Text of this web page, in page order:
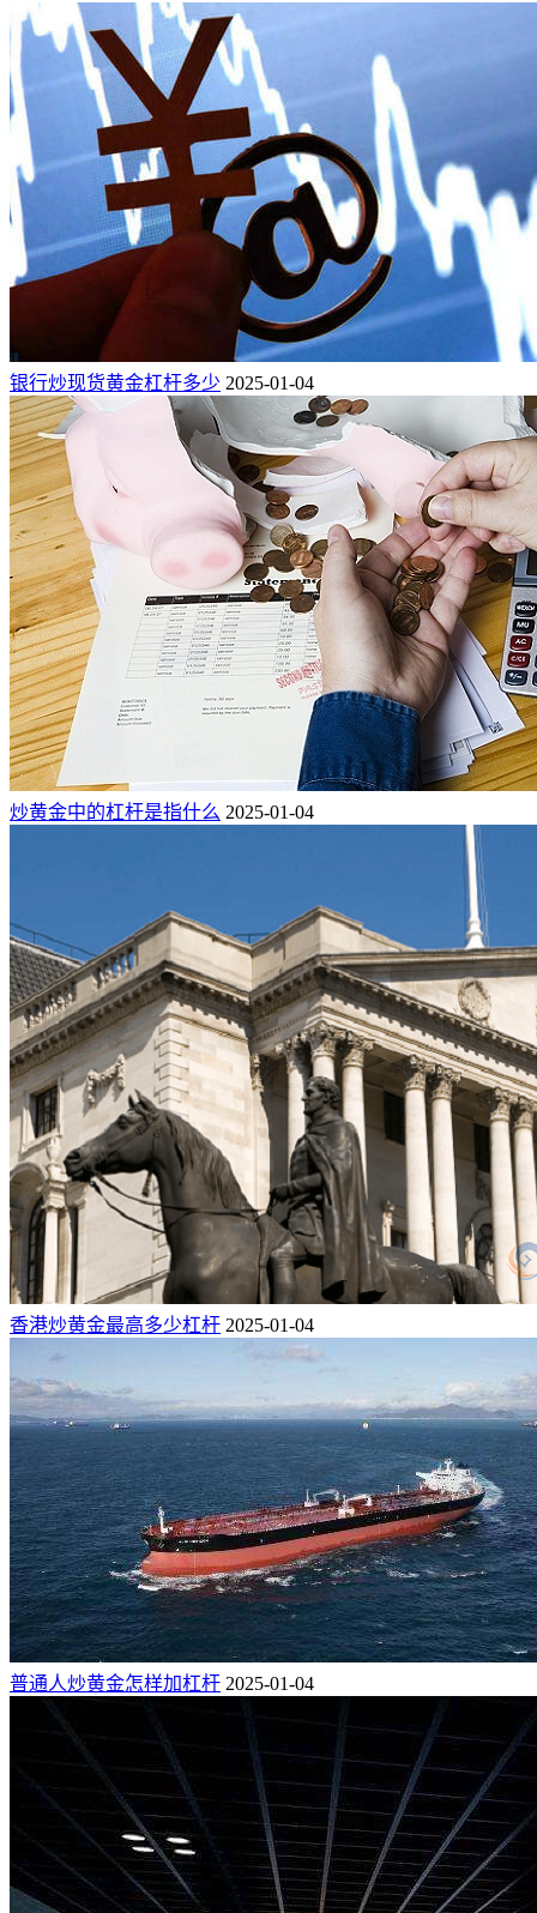
银行炒现货黄金杠杆多少 2025-01-04
炒黄金中的杠杆是指什么 2025-01-04
香港炒黄金最高多少杠杆 2025-01-04
普通人炒黄金怎样加杠杆 2025-01-04